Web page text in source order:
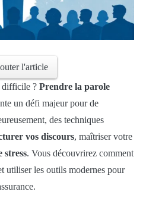
l'article
difficile ? Prendre la parole
un défi majeur pour de
des techniques
vos discours, maîtriser votre
stress. Vous découvrirez comment
utiliser les outils modernes pour